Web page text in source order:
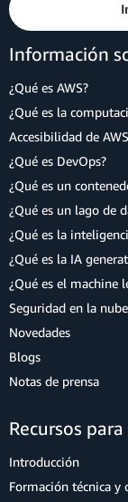
Información
¿Qué es AWS?
¿Qué es la
Accesibilidad de AWS
¿Qué es DevOps?
¿Qué es un
¿Qué es un lago de
¿Qué es la
¿Qué es la IA
¿Qué es el machine
Seguridad en la
Novedades
Blogs
Notas de prensa
Recursos para
Introducción
Formación técnica y